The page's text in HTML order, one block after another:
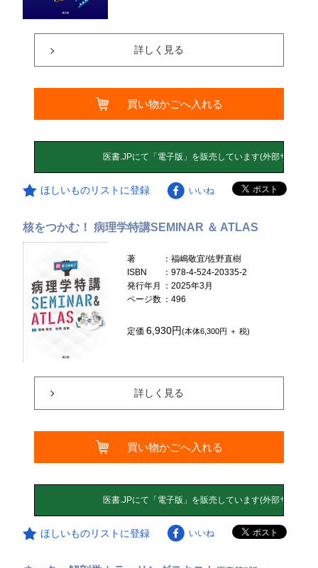
詳しく見る
買い物かごへ入れる
ほしいものリストに登録 いいね
核をつかむ！ 病理学特講SEMINAR ＆ ATLAS
著
：福嶋敬宜/佐野直樹
ISBN
：978-4-524-20335-2
発行年月
：2025年3月
ページ数 ：496
定価6,930円(本体6,300円 ＋ 税)
詳しく見る
買い物かごへ入れる
ほしいものリストに登録 いいね